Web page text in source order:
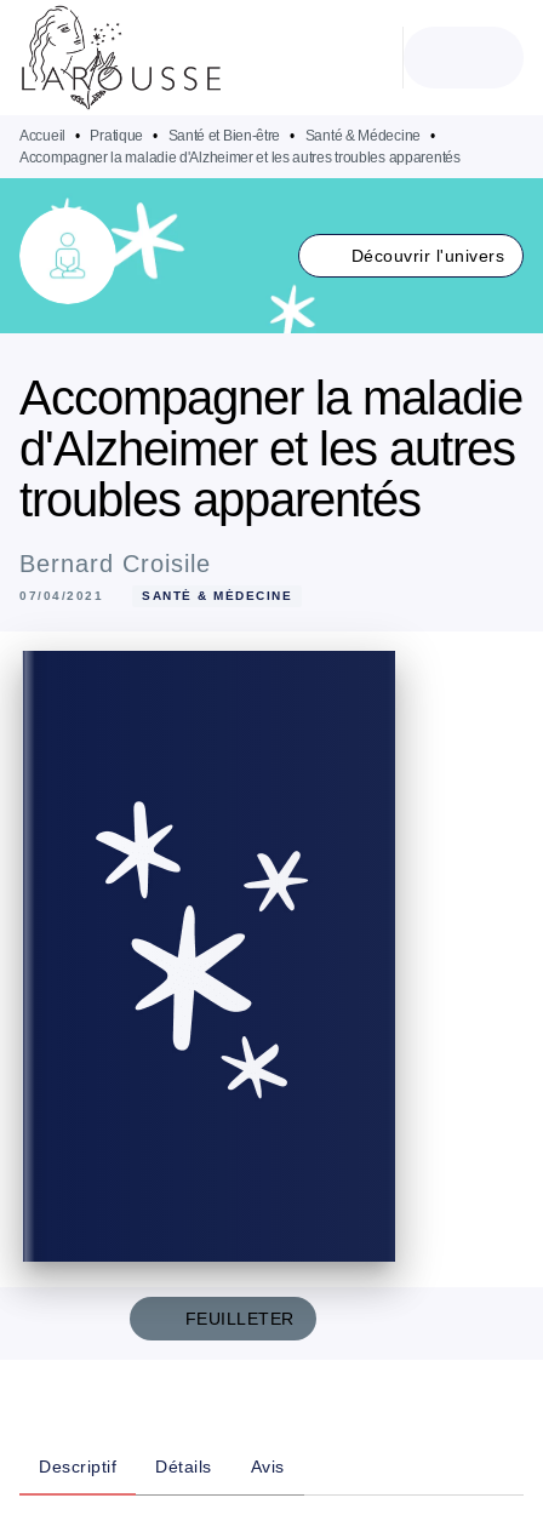
MENU
PIED DE PAGE
Accueil • Pratique • Santé et Bien-être • Santé & Médecine
•
Accompagner la maladie d'Alzheimer et les autres troubles apparentés
Découvrir l'univers
Accompagner la maladie
d'Alzheimer et les autres
troubles apparentés
Bernard Croisile
07/04/2021 SANTÉ & MÉDECINE
FEUILLETER
Descriptif Détails Avis